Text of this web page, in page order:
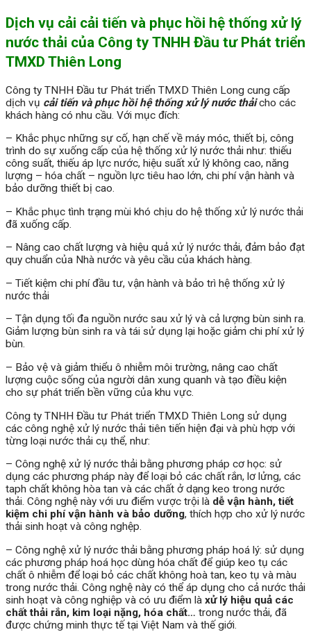
Dịch vụ cải cải tiến và phục hồi hệ thống xử lý
nước thải của Công ty TNHH Đầu tư Phát triển
TMXD Thiên Long
Công ty TNHH Đầu tư Phát triển TMXD Thiên Long cung cấp
dịch vụ cải tiến và phục hồi hệ thống xử lý nước thảicho các
khách hàng có nhu cầu. Với mục đích:
– Khắc phục những sự cố, hạn chế về máy móc, thiết bị, công
trình do sự xuống cấp của hệ thống xử lý nước thải như: thiếu
công suất, thiếu áp lực nước, hiệu suất xử lý không cao, năng
lượng – hóa chất – nguồn lực tiêu hao lớn, chi phí vận hành và
bảo dưỡng thiết bị cao.
– Khắc phục tình trạng mùi khó chịu do hệ thống xử lý nước thải
đã xuống cấp.
– Nâng cao chất lượng và hiệu quả xử lý nước thải, đảm bảo đạt
quy chuẩn của Nhà nước và yêu cầu của khách hàng.
– Tiết kiệm chi phí đầu tư, vận hành và bảo trì hệ thống xử lý
nước thải
– Tận dụng tối đa nguồn nước sau xử lý và cả lượng bùn sinh ra.
Giảm lượng bùn sinh ra và tái sử dụng lại hoặc giảm chi phí xử lý
bùn.
– Bảo vệ và giảm thiểu ô nhiễm môi trường, nâng cao chất
lượng cuộc sống của người dân xung quanh và tạo điều kiện
cho sự phát triển bền vững của khu vực.
Công ty TNHH Đầu tư Phát triển TMXD Thiên Long sử dụng
các công nghệ xử lý nước thải tiên tiến hiện đại và phù hợp với
từng loại nước thải cụ thể, như:
– Công nghệ xử lý nước thải bằng phương pháp cơ học: sử
dụng các phương pháp này để loại bỏ các chất rắn, lơ lửng, các
taph chất không hòa tan và các chất ở dạng keo trong nước
thải. Công nghệ này với ưu điểm vược trội là dễ vận hành, tiết
kiệm chi phí vận hành và bảo dưỡng, thích hợp cho xử lý nước
thải sinh hoạt và công nghệp.
– Công nghệ xử lý nước thải bằng phương pháp hoá lý: sử dụng
các phương pháp hoá học dùng hóa chất để giúp keo tụ các
chất ô nhiễm để loại bỏ các chất không hoà tan, keo tụ và màu
trong nước thải. Công nghệ này có thể áp dụng cho cả nước thải
sinh hoạt và công nghiệp và có ưu điểm là xử lý hiệu quả các
chất thải rắn, kim loại nặng, hóa chất… trong nước thải, đã
được chứng minh thực tế tại Việt Nam và thế giới.